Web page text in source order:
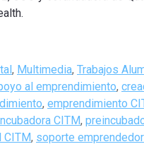
, Multimedia, Trabajos
al emprendimiento,
, emprendimiento
CITM,
CITM, soporte emprendedor